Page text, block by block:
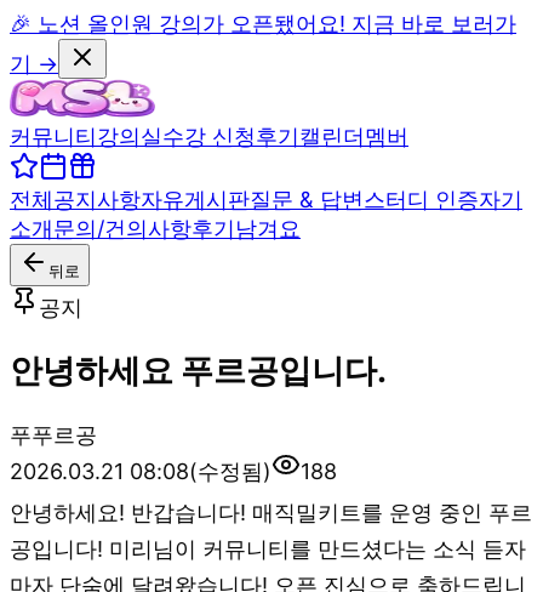
🎉 노션 올인원 강의가 오픈됐어요! 지금 바로 보러가
기 →
커뮤니티강의실수강 신청후기캘린더멤버
전체공지사항자유게시판질문 & 답변스터디 인증자기
소개문의/건의사항후기남겨요
뒤로
공지
안녕하세요 푸르공입니다.
푸푸르공
2026.03.21 08:08(수정됨)
188
안녕하세요! 반갑습니다! 매직밀키트를 운영 중인 푸르
공입니다! 미리님이 커뮤니티를 만드셨다는 소식 듣자
마자 단숨에 달려왔습니다! 오픈 진심으로 축하드립니